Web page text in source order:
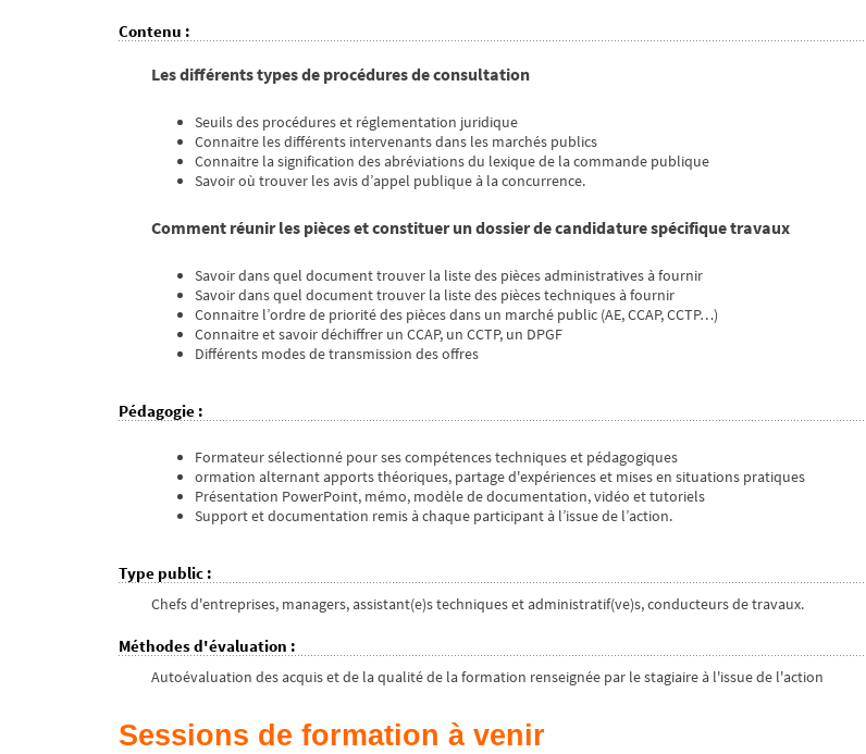
Contenu :
Les différents types de procédures de consultation
Seuils des procédures et réglementation juridique
Connaitre les différents intervenants dans les marchés publics
Connaitre la signification des abréviations du lexique de la commande publique
Savoir où trouver les avis d’appel publique à la concurrence.
Comment réunir les pièces et constituer un dossier de candidature spécifique travaux
Savoir dans quel document trouver la liste des pièces administratives à fournir
Savoir dans quel document trouver la liste des pièces techniques à fournir
Connaitre l’ordre de priorité des pièces dans un marché public (AE, CCAP, CCTP…)
Connaitre et savoir déchiffrer un CCAP, un CCTP, un DPGF
Différents modes de transmission des offres
Pédagogie :
Formateur sélectionné pour ses compétences techniques et pédagogiques
ormation alternant apports théoriques, partage d'expériences et mises en situations pratiques
Présentation PowerPoint, mémo, modèle de documentation, vidéo et tutoriels
Support et documentation remis à chaque participant à l’issue de l’action.
Type public :
Chefs d'entreprises, managers, assistant(e)s techniques et administratif(ve)s, conducteurs de travaux.
Méthodes d'évaluation :
Autoévaluation des acquis et de la qualité de la formation renseignée par le stagiaire à l'issue de l'action
Sessions de formation à venir